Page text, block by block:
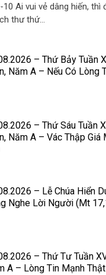
10 Ai vui vẻ dâng hiến, thì
thư thứ...
– Thứ Bảy Tuần
Năm A – Nếu Có Lòng
– Thứ Sáu Tuần
Năm A – Vác Thập Giá
– Lễ Chúa Hiển
Nghe Lời Người (Mt
– Thứ Tư Tuần
A – Lòng Tin Mạnh